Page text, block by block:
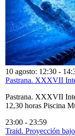
10 agosto: 12:30 -
Pastrana. XXXVII
Pastrana. XXXVII
12,30 horas Piscina
23:00 - 23:59
Traid. Proyección